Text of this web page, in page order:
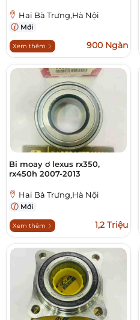
Hai Bà Trưng,Hà Nội
Mới
Xem thêm 900 Ngàn
Bi moay ơ lexus rx350,
rx450h 2007-2013
Hai Bà Trưng,Hà Nội
Mới
Xem thêm 1,2 Triệu